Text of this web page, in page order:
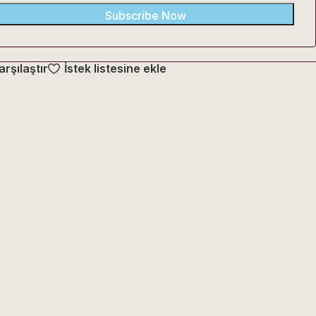
Subscribe Now
İstek listesine ekle